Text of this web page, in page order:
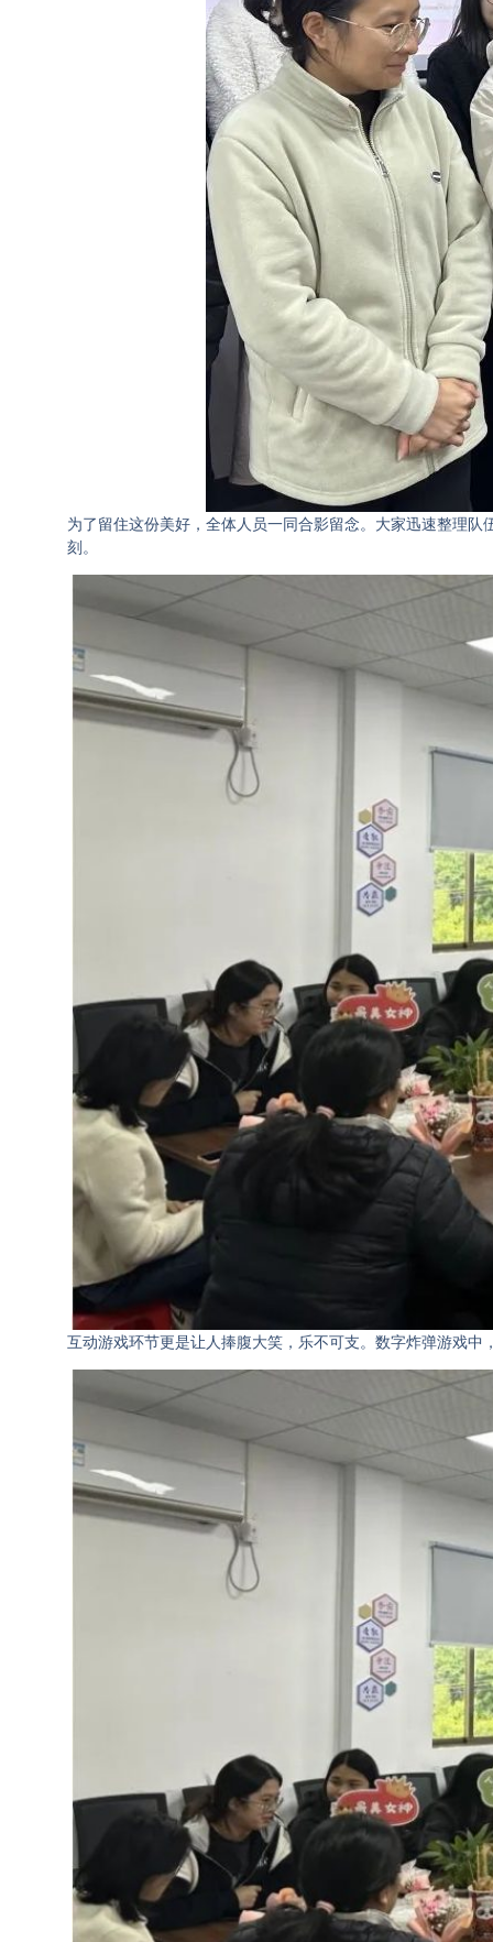
为了留住这份美好，全体人员一同合影留念。大家迅速整理
刻。
互动游戏环节更是让人捧腹大笑，乐不可支。数字炸弹游戏中